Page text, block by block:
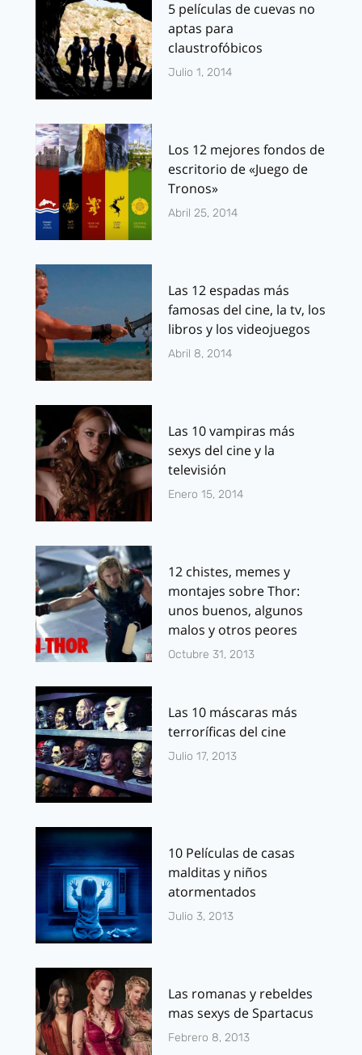
5 películas de cuevas no
aptas para
claustrofóbicos
Julio 1, 2014
Los 12 mejores fondos de
escritorio de «Juego de
Tronos»
Abril 25, 2014
Las 12 espadas más
famosas del cine, la tv, los
libros y los videojuegos
Abril 8, 2014
Las 10 vampiras más
sexys del cine y la
televisión
Enero 15, 2014
12 chistes, memes y
montajes sobre Thor:
unos buenos, algunos
malos y otros peores
Octubre 31, 2013
Las 10 máscaras más
terroríficas del cine
Julio 17, 2013
10 Películas de casas
malditas y niños
atormentados
Julio 3, 2013
Las romanas y rebeldes
mas sexys de Spartacus
Febrero 8, 2013